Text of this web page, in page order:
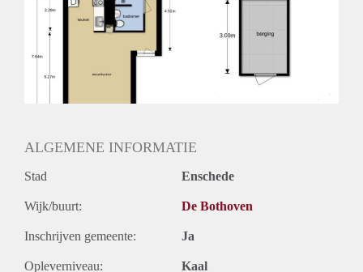
Huurtoeslag grens: Ja
Geschikt voor studenten: Afhankelijk van de Eigenaar
ALGEMENE INFORMATIE
Stad Enschede
Wijk/buurt: De Bothoven
Inschrijven gemeente: Ja
Opleverniveau: Kaal